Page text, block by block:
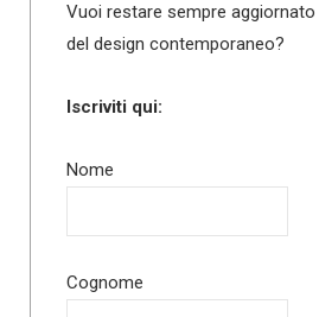
Vuoi restare sempre
del design contemporaneo?
Iscriviti qui:
Nome
Cognome